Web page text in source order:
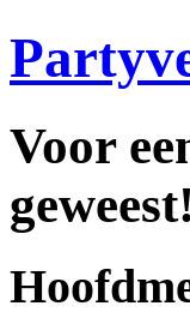
Voor
geweest!